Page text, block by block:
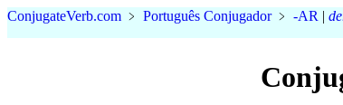
ConjugateVerb.com ﹥ Português Conjugador﹥ -AR |